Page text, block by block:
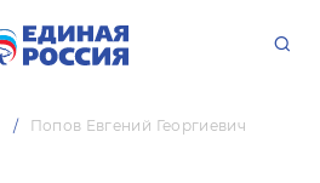
Попов Евгений Георгиевич